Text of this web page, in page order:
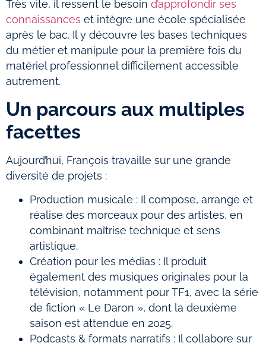
Très vite, il ressent le besoin d’approfondir ses
connaissances et intègre une école spécialisée
après le bac. Il y découvre les bases techniques
du métier et manipule pour la première fois du
matériel professionnel difficilement accessible
autrement.
Un parcours aux multiples
facettes
Aujourd’hui, François travaille sur une grande
diversité de projets :
Production musicale : Il compose, arrange et
réalise des morceaux pour des artistes, en
combinant maîtrise technique et sens
artistique.
Création pour les médias : Il produit
également des musiques originales pour la
télévision, notamment pour TF1, avec la série
de fiction « Le Daron », dont la deuxième
saison est attendue en 2025.
Podcasts & formats narratifs : Il collabore sur